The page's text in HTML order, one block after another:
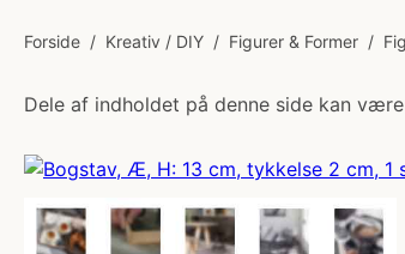
Forside / Kreativ / DIY / Figurer & Former /
Dele af indholdet på denne side kan